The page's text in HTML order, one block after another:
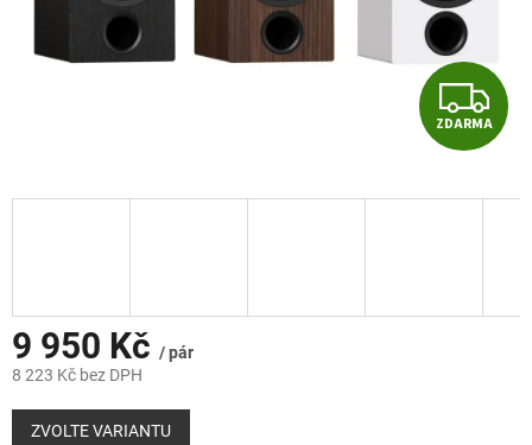
Z
D
A
ZDARMA
9 950 Kč / pár
8 223 Kč bez DPH
Měrná
cena:
ZVOLTE VARIANTU